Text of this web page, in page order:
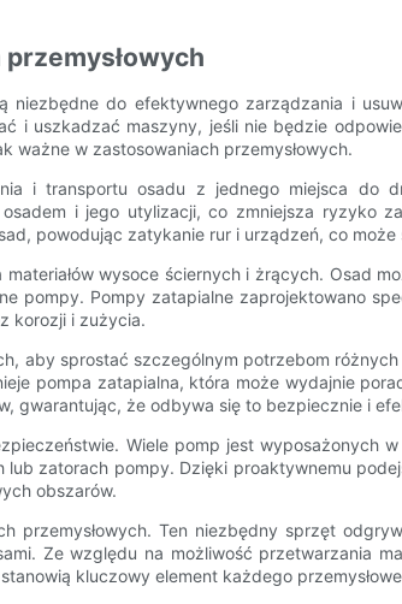
do efektywnego zarządzania i
i uszkadzać maszyny, jeśli nie będzie
ważne w zastosowaniach przemysłowych.
i transportu osadu z jednego miejsca do
i jego utylizacji, co zmniejsza ryzyko
powodując zatykanie rur i urządzeń, co
wysoce ściernych i żrących. Osad
pompy. Pompy zatapialne zaprojektowano
korozji i zużycia.
aby sprostać szczególnym potrzebom
pompa zatapialna, która może wydajnie
gwarantując, że odbywa się to bezpiecznie i
Wiele pomp jest wyposażonych
zatorach pompy. Dzięki proaktywnemu
obszarów.
Ten niezbędny sprzęt
Ze względu na możliwość przetwarzania
kluczowy element każdego